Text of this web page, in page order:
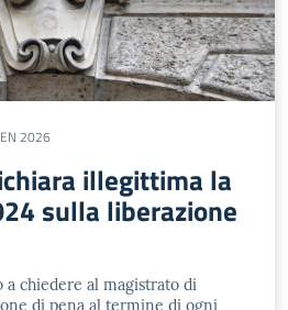
2026
illegittima la
sulla liberazione
chiedere al magistrato di
di pena al termine di ogni